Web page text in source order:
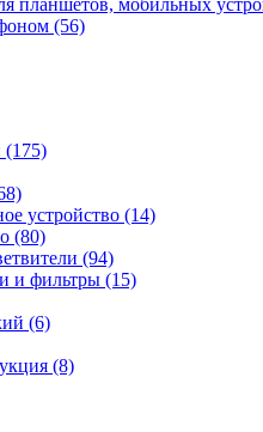
планшетов, мобильных
(56)
(175)
устройство (14)
(80)
(94)
и фильтры (15)
(6)
(8)